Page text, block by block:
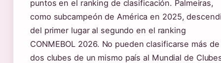
puntos en el ranking de clasificación. Palmeiras,
como subcampeón de América en 2025,
del primer lugar al segundo en el ranking
CONMEBOL 2026. No pueden clasificarse más de
dos clubes de un mismo país al Mundial de